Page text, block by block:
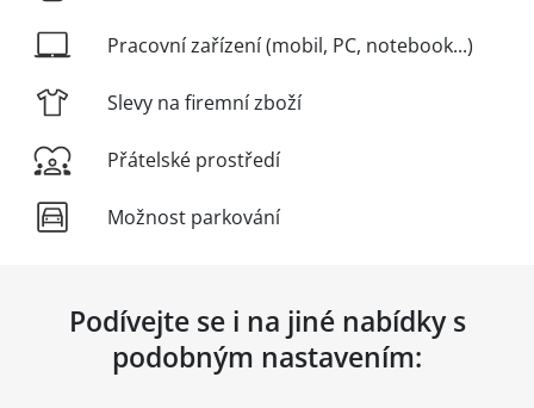
Pracovní zařízení (mobil, PC, notebook...)
Slevy na firemní zboží
Přátelské prostředí
Možnost parkování
Podívejte se i na jiné nabídky s
podobným nastavením: